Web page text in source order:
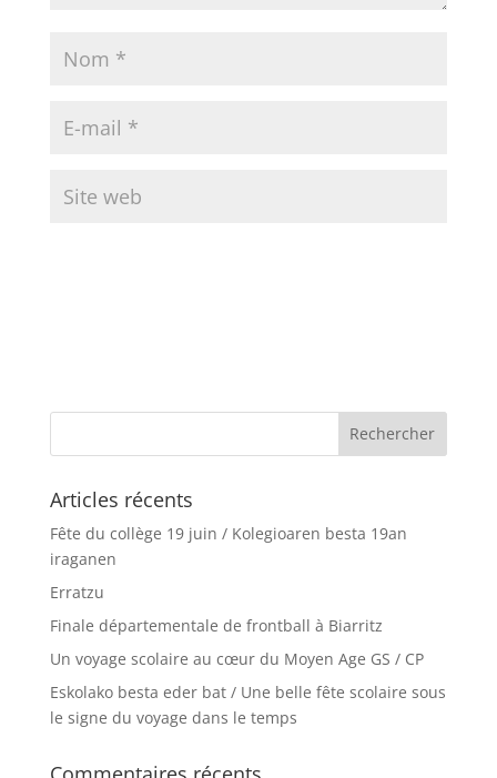
Articles récents
Fête du collège 19 juin / Kolegioaren besta 19an
iraganen
Erratzu
Finale départementale de frontball à Biarritz
Un voyage scolaire au cœur du Moyen Age GS / CP
Eskolako besta eder bat / Une belle fête scolaire sous
le signe du voyage dans le temps